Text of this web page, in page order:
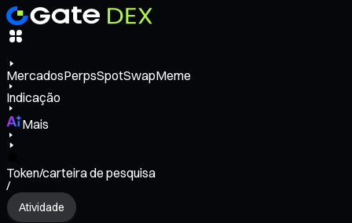
MercadosPerpsSpotSwapMeme
Indicação
Mais
Token/carteira de pesquisa
/
Atividade